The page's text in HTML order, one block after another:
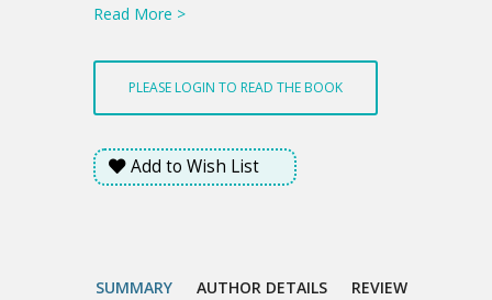
জংগলে তার সঙ্গে আশ্রয় নিয়েছিলো কিশোরী ননদ, মাঝ বয়সী চাচী শাশুড়ী।
করেছিল। তাদের টেনে আনা হয়েছিল উঠানের একদিকে। যে পেয়ারা গাছটিকে
একান্ত করে মমির জন্য রোপা হয়েছিল, তার তলায় ঘটলো জীবনের চরমতম
নির্যাতন।
Read More >
PLEASE LOGIN TO READ THE BOOK
Add to Wish List
SUMMARY AUTHOR DETAILS REVIEW